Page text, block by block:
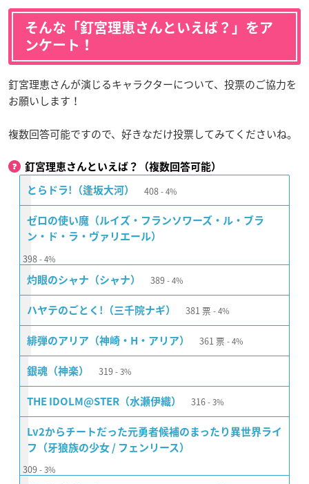
そんな「釘宮理恵さんといえば？」をア
ンケート！
釘宮理恵さんが演じるキャラクターについて、投票のご協力を
お願いします！
複数回答可能ですので、好きなだけ投票してみてくださいね。
釘宮理恵さんといえば？（複数回答可能）
とらドラ!（逢坂大河） 408 4%
ゼロの使い魔（ルイズ・フランソワーズ・ル・ブラ
ン・ド・ラ・ヴァリエール）
398 4%
灼眼のシャナ（シャナ） 389 4%
ハヤテのごとく!（三千院ナギ） 381 票 4%
緋弾のアリア（神崎・H・アリア） 361 票 4%
銀魂（神楽） 319 3%
THE IDOLM@STER（水瀬伊織） 316 3%
Lv2からチートだった元勇者候補のまったり異世界ライ
フ（牙狼族の少女 / フェンリース）
309 3%